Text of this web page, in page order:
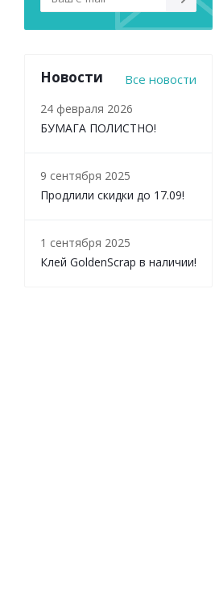
Новости Все новости
24 февраля 2026
БУМАГА ПОЛИСТНО!
9 сентября 2025
Продлили скидки до 17.09!
1 сентября 2025
Клей GoldenScrap в наличии!